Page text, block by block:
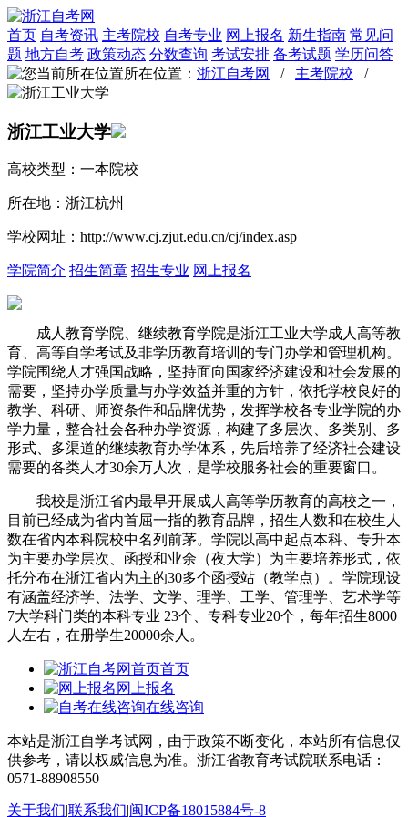
首页 自考资讯 主考院校 自考专业 网上报名 新生指南 常见问
题 地方自考 政策动态 分数查询 考试安排 备考试题 学历问答
所在位置： 浙江自考网 / 主考院校 /
浙江工业大学
高校类型：一本院校
所在地：浙江杭州
学校网址：http://www.cj.zjut.edu.cn/cj/index.asp
学院简介 招生简章 招生专业 网上报名
成人教育学院、继续教育学院是浙江工业大学成人高等教
育、高等自学考试及非学历教育培训的专门办学和管理机构。
学院围绕人才强国战略，坚持面向国家经济建设和社会发展的
需要，坚持办学质量与办学效益并重的方针，依托学校良好的
教学、科研、师资条件和品牌优势，发挥学校各专业学院的办
学力量，整合社会各种办学资源，构建了多层次、多类别、多
形式、多渠道的继续教育办学体系，先后培养了经济社会建设
需要的各类人才30余万人次，是学校服务社会的重要窗口。
我校是浙江省内最早开展成人高等学历教育的高校之一，
目前已经成为省内首屈一指的教育品牌，招生人数和在校生人
数在省内本科院校中名列前茅。学院以高中起点本科、专升本
为主要办学层次、函授和业余（夜大学）为主要培养形式，依
托分布在浙江省内为主的30多个函授站（教学点）。学院现设
有涵盖经济学、法学、文学、理学、工学、管理学、艺术学等
7大学科门类的本科专业 23个、专科专业20个，每年招生8000
人左右，在册学生20000余人。
首页
网上报名
在线咨询
本站是浙江自学考试网，由于政策不断变化，本站所有信息仅
供参考，请以权威信息为准。浙江省教育考试院联系电话：
0571-88908550
关于我们|联系我们|闽ICP备18015884号-8